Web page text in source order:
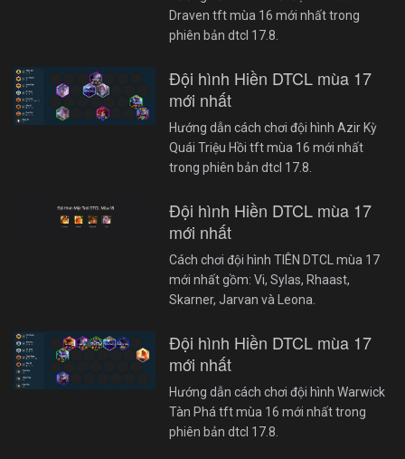
Draven tft mùa 16 mới nhất trong
phiên bản dtcl 17.8.
Đội hình Hiền DTCL mùa 17
mới nhất
Hướng dẫn cách chơi đội hình Azir Kỳ
Quái Triệu Hồi tft mùa 16 mới nhất
trong phiên bản dtcl 17.8.
Đội hình Hiền DTCL mùa 17
mới nhất
Cách chơi đội hình TIÊN DTCL mùa 17
mới nhất gồm: Vi, Sylas, Rhaast,
Skarner, Jarvan và Leona.
Đội hình Hiền DTCL mùa 17
mới nhất
Hướng dẫn cách chơi đội hình Warwick
Tàn Phá tft mùa 16 mới nhất trong
phiên bản dtcl 17.8.